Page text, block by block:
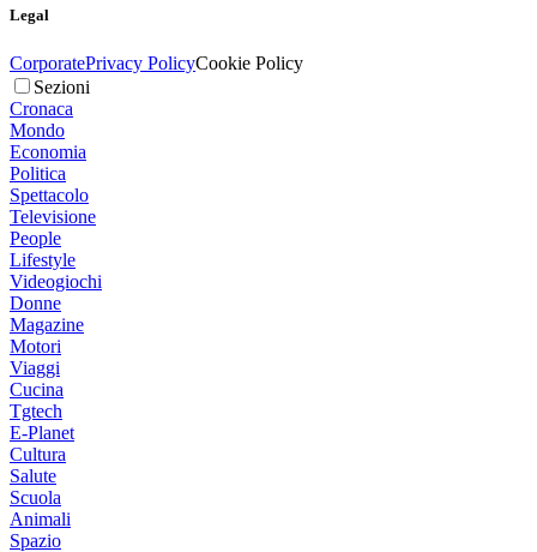
Legal
CorporatePrivacy PolicyCookie Policy
Sezioni
Cronaca
Mondo
Economia
Politica
Spettacolo
Televisione
People
Lifestyle
Videogiochi
Donne
Magazine
Motori
Viaggi
Cucina
Tgtech
E-Planet
Cultura
Salute
Scuola
Animali
Spazio